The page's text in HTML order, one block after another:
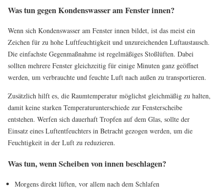
Was tun gegen Kondenswasser am Fenster innen?
Wenn sich Kondenswasser am Fenster innen bildet, ist das meist ein
Zeichen für zu hohe Luftfeuchtigkeit und unzureichenden Luftaustausch.
Die einfachste Gegenmaßnahme ist regelmäßiges Stoßlüften. Dabei
sollten mehrere Fenster gleichzeitig für einige Minuten ganz geöffnet
werden, um verbrauchte und feuchte Luft nach außen zu transportieren.
Zusätzlich hilft es, die Raumtemperatur möglichst gleichmäßig zu halten,
damit keine starken Temperaturunterschiede zur Fensterscheibe
entstehen. Werfen sich dauerhaft Tropfen auf dem Glas, sollte der
Einsatz eines Luftentfeuchters in Betracht gezogen werden, um die
Feuchtigkeit in der Luft zu reduzieren.
Was tun, wenn Scheiben von innen beschlagen?
Morgens direkt lüften, vor allem nach dem Schlafen